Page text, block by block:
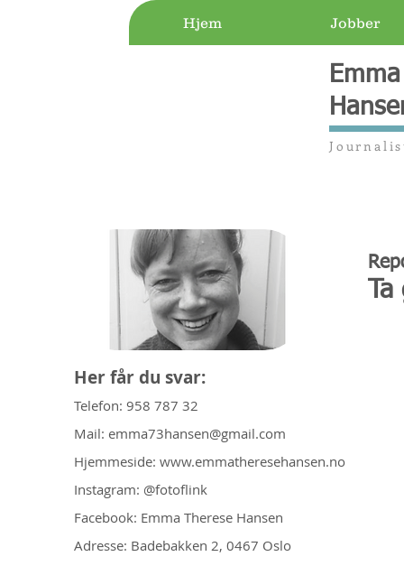
Hjem Jobber
Her får du svar:
Telefon: 958 787 32
Mail: emma73hansen@gmail.com
Hjemmeside: www.emmatheresehansen.no
Instagram: @fotoflink
Facebook: Emma Therese Hansen
Adresse: Badebakken 2, 0467 Oslo